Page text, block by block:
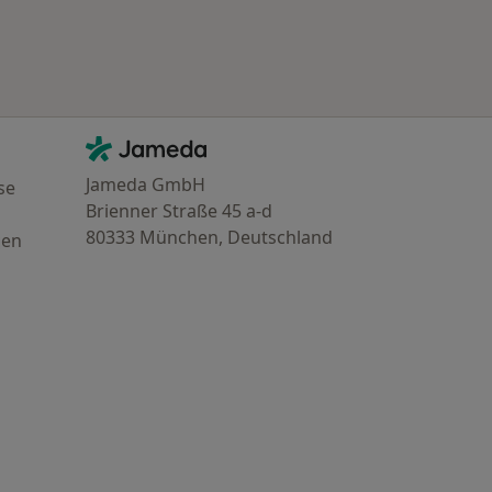
Kontakt
Jameda - Startseite
Jameda GmbH
Brienner Straße 45 a-d
80333 München, Deutschland